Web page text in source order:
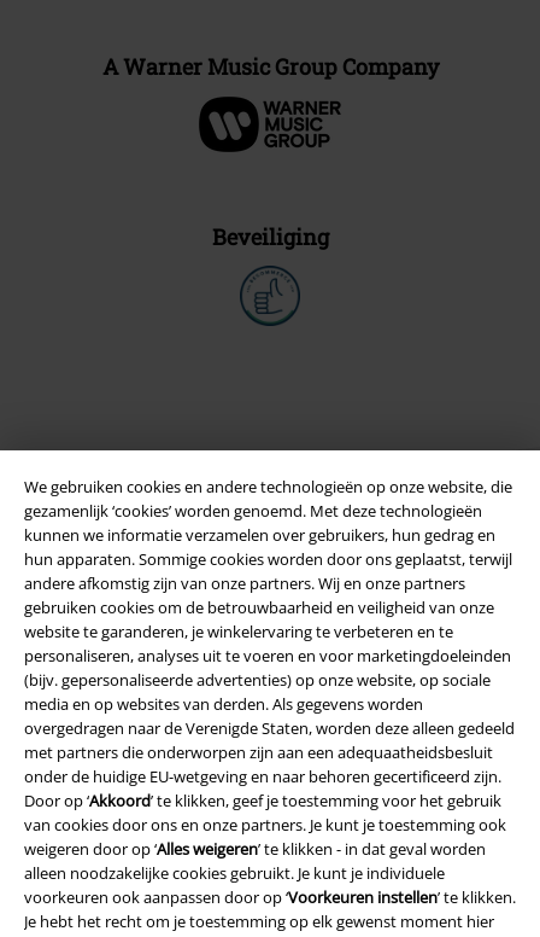
We gebruiken cookies en andere technologieën op onze website, die
gezamenlijk ‘cookies’ worden genoemd. Met deze technologieën
kunnen we informatie verzamelen over gebruikers, hun gedrag en
hun apparaten. Sommige cookies worden door ons geplaatst, terwijl
andere afkomstig zijn van onze partners. Wij en onze partners
gebruiken cookies om de betrouwbaarheid en veiligheid van onze
website te garanderen, je winkelervaring te verbeteren en te
personaliseren, analyses uit te voeren en voor marketingdoeleinden
(bijv. gepersonaliseerde advertenties) op onze website, op sociale
media en op websites van derden. Als gegevens worden
overgedragen naar de Verenigde Staten, worden deze alleen gedeeld
met partners die onderworpen zijn aan een adequaatheidsbesluit
onder de huidige EU-wetgeving en naar behoren gecertificeerd zijn.
Door op ‘Akkoord’ te klikken, geef je toestemming voor het gebruik
van cookies door ons en onze partners. Je kunt je toestemming ook
weigeren door op ‘Alles weigeren’ te klikken - in dat geval worden
alleen noodzakelijke cookies gebruikt. Je kunt je individuele
voorkeuren ook aanpassen door op ‘Voorkeuren instellen’ te klikken.
Je hebt het recht om je toestemming op elk gewenst moment hier
A Warner Music Group Company
Beveiliging
Legal
Algemene Voorwaarden
Bedrijfsgegevens
Privacyverklaring
Verklaring van conformiteit
Informatie over toegankelijkheid
Cookie-instellingen